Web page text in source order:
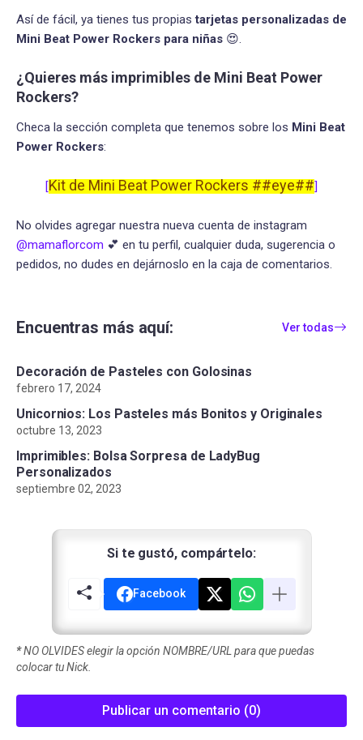
Así de fácil, ya tienes tus propiastarjetas personalizadas de
Mini Beat Power Rockers para niñas 😍.
¿Quieres más imprimibles de Mini Beat Power
Rockers?
Checa la sección completa que tenemos sobre los Mini Beat
Power Rockers:
[Kit de Mini Beat Power Rockers ##eye##]
No olvides agregar nuestra nueva cuenta de instagram
@mamaflorcom 💕 en tu perfil, cualquier duda, sugerencia o
pedidos, no dudes en dejárnoslo en la caja de comentarios.
Encuentras más aquí: Ver todas
Decoración de Pasteles con Golosinas
febrero 17, 2024
Unicornios: Los Pasteles más Bonitos y Originales
octubre 13, 2023
Imprimibles: Bolsa Sorpresa de LadyBug
Personalizados
septiembre 02, 2023
Si te gustó, compártelo:
Facebook
*NO OLVIDES elegir la opción NOMBRE/URL para que puedas
colocar tu Nick.
Publicar un comentario (0)